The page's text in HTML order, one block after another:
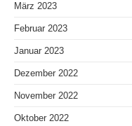
März 2023
Februar 2023
Januar 2023
Dezember 2022
November 2022
Oktober 2022